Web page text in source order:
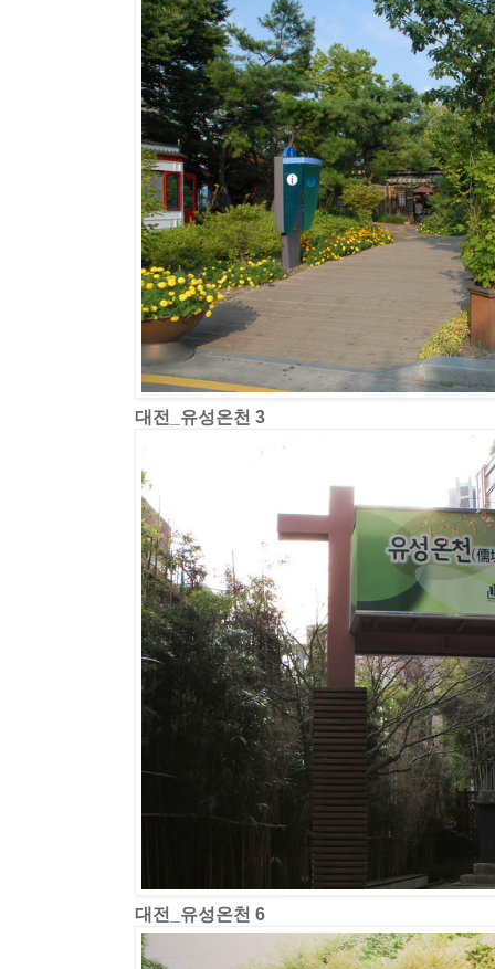
대전_유성온천 3
대전_유성온천 6